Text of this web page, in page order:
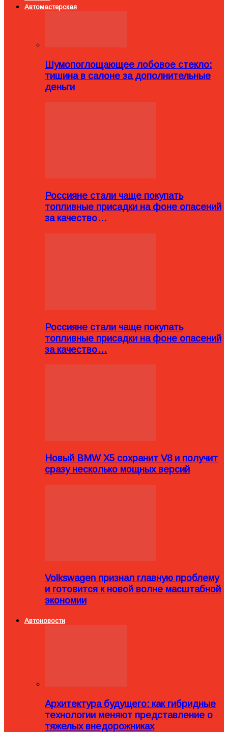
Автомастерская
Шумопоглощающее лобовое стекло:
тишина в салоне за дополнительные
деньги
Россияне стали чаще покупать
топливные присадки на фоне опасений
за качество…
Россияне стали чаще покупать
топливные присадки на фоне опасений
за качество…
Новый BMW X5 сохранит V8 и получит
сразу несколько мощных версий
Volkswagen признал главную проблему
и готовится к новой волне масштабной
экономии
Автоновости
Архитектура будущего: как гибридные
технологии меняют представление о
тяжелых внедорожниках